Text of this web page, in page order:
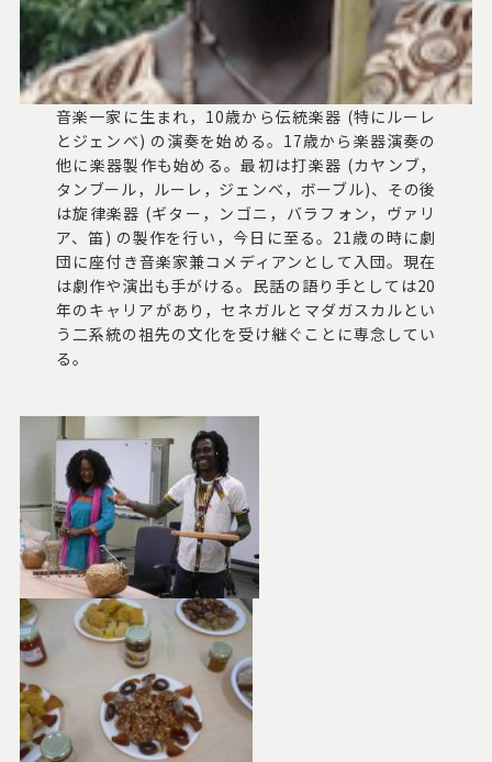
音楽一家に生まれ，10歳から伝統楽器 (特にルーレ
とジェンベ) の演奏を始める。17歳から楽器演奏の
他に楽器製作も始める。最初は打楽器 (カヤンブ，
タンブール，ルーレ，ジェンベ，ボーブル)、その後
は旋律楽器 (ギター，ンゴニ，バラフォン，ヴァリ
ア、笛) の製作を行い，今日に至る。21歳の時に劇
団に座付き音楽家兼コメディアンとして入団。現在
は劇作や演出も手がける。民話の語り手としては20
年のキャリアがあり，セネガルとマダガスカルとい
う二系統の祖先の文化を受け継ぐことに専念してい
る。